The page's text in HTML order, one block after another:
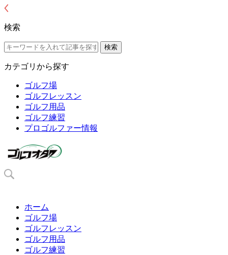
検索
カテゴリから探す
ゴルフ場
ゴルフレッスン
ゴルフ用品
ゴルフ練習
プロゴルファー情報
ホーム
ゴルフ場
ゴルフレッスン
ゴルフ用品
ゴルフ練習